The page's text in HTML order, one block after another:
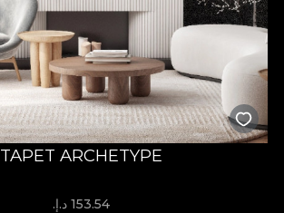
TAPET ARCHETYPE
153.54 د.إ.‏